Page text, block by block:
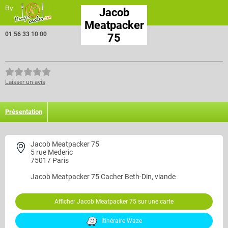
By
Jacob
Meatpacker
75
01 56 33 10 00
Laisser un avis
Présentation
Jacob Meatpacker 75
5 rue Mederic
75017 Paris
Jacob Meatpacker 75Cacher Beth-Din, viande
Afficher Jacob Meatpacker 75 sur une carte
Itinéraire Waze